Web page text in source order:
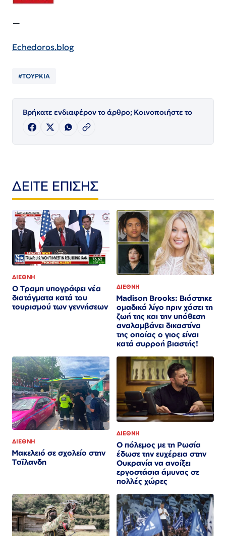
—
Echedoros.blog
#ΤΟΥΡΚΙΑ
Βρήκατε ενδιαφέρον το άρθρο; Κοινοποιήστε το
ΔΕΙΤΕ ΕΠΙΣΗΣ
ΔΙΕΘΝΗ
Ο Τραμπ υπογράφει νέα
διατάγματα κατά του
τουρισμού των γεννήσεων
ΔΙΕΘΝΗ
Madison Brooks: Βιάστηκε
ομαδικά λίγο πριν χάσει τη
ζωή της και την υπόθεση
αναλαμβάνει δικαστίνα
της οποίας ο γιος είναι
κατά συρροή βιαστής!
ΔΙΕΘΝΗ
Μακελειό σε σχολείο στην
Ταϊλανδη
ΔΙΕΘΝΗ
Ο πόλεμος με τη Ρωσία
έδωσε την ευχέρεια στην
Ουκρανία να ανοίξει
εργοστάσια άμυνας σε
πολλές χώρες